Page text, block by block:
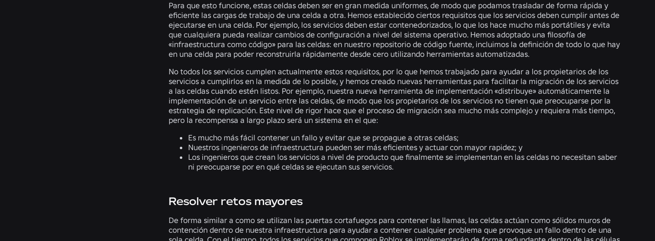
Para que esto funcione, estas celdas deben ser en gran medida uniformes, de modo que podamos trasladar de forma rápida y
eficiente las cargas de trabajo de una celda a otra. Hemos establecido ciertos requisitos que los servicios deben cumplir antes de
ejecutarse en una celda. Por ejemplo, los servicios deben estar contenedorizados, lo que los hace mucho más portátiles y evita
que cualquiera pueda realizar cambios de configuración a nivel del sistema operativo. Hemos adoptado una filosofía de
«infraestructura como código» para las celdas: en nuestro repositorio de código fuente, incluimos la definición de todo lo que hay
en una celda para poder reconstruirla rápidamente desde cero utilizando herramientas automatizadas.
No todos los servicios cumplen actualmente estos requisitos, por lo que hemos trabajado para ayudar a los propietarios de los
servicios a cumplirlos en la medida de lo posible, y hemos creado nuevas herramientas para facilitar la migración de los servicios
a las celdas cuando estén listos. Por ejemplo, nuestra nueva herramienta de implementación «distribuye» automáticamente la
implementación de un servicio entre las celdas, de modo que los propietarios de los servicios no tienen que preocuparse por la
estrategia de replicación. Este nivel de rigor hace que el proceso de migración sea mucho más complejo y requiera más tiempo,
pero la recompensa a largo plazo será un sistema en el que:
Es mucho más fácil contener un fallo y evitar que se propague a otras celdas;
Nuestros ingenieros de infraestructura pueden ser más eficientes y actuar con mayor rapidez; y
Los ingenieros que crean los servicios a nivel de producto que finalmente se implementan en las celdas no necesitan saber
ni preocuparse por en qué celdas se ejecutan sus servicios.
Resolver retos mayores
De forma similar a como se utilizan las puertas cortafuegos para contener las llamas, las celdas actúan como sólidos muros de
contención dentro de nuestra infraestructura para ayudar a contener cualquier problema que provoque un fallo dentro de una